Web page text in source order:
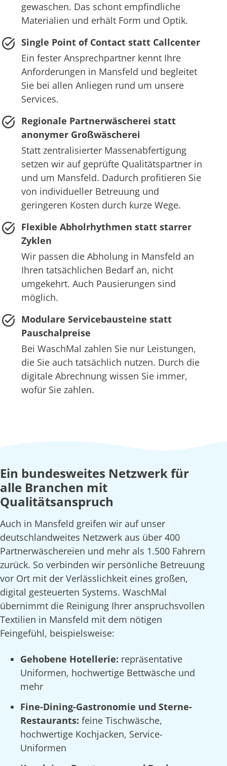
gewaschen. Das schont empfindliche
Materialien und erhält Form und Optik.
Single Point of Contact statt Callcenter
Ein fester Ansprechpartner kennt Ihre
Anforderungen in Mansfeld und begleitet
Sie bei allen Anliegen rund um unsere
Services.
Regionale Partnerwäscherei statt
anonymer Großwäscherei
Statt zentralisierter Massenabfertigung
setzen wir auf geprüfte Qualitätspartner in
und um Mansfeld. Dadurch profitieren Sie
von individueller Betreuung und
geringeren Kosten durch kurze Wege.
Flexible Abholrhythmen statt starrer
Zyklen
Wir passen die Abholung in Mansfeld an
Ihren tatsächlichen Bedarf an, nicht
umgekehrt. Auch Pausierungen sind
möglich.
Modulare Servicebausteine statt
Pauschalpreise
Bei WaschMal zahlen Sie nur Leistungen,
die Sie auch tatsächlich nutzen. Durch die
digitale Abrechnung wissen Sie immer,
wofür Sie zahlen.
Ein bundesweites Netzwerk für
alle Branchen mit
Qualitätsanspruch
Auch in Mansfeld greifen wir auf unser
deutschlandweites Netzwerk aus über 400
Partnerwäschereien und mehr als 1.500 Fahrern
zurück. So verbinden wir persönliche Betreuung
vor Ort mit der Verlässlichkeit eines großen,
digital gesteuerten Systems. WaschMal
übernimmt die Reinigung Ihrer anspruchsvollen
Textilien in Mansfeld mit dem nötigen
Feingefühl, beispielsweise:
Gehobene Hotellerie: repräsentative
Uniformen, hochwertige Bettwäsche und
mehr
Fine-Dining-Gastronomie und Sterne-
Restaurants: feine Tischwäsche,
hochwertige Kochjacken, Service-
Uniformen